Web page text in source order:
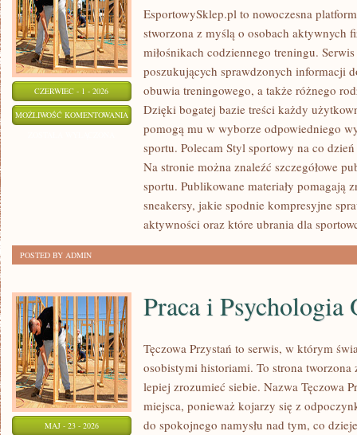
CZERWIEC - 1 - 2026
MOŻLIWOŚĆ KOMENTOWANIA
MODA
SPORTOWA
EsportowySklep.pl to nowoczesna
stworzona z myślą o osobach aktywnych
miłośnikach codziennego treningu.
poszukujących sprawdzonych informacji
obuwia treningowego, a także różnego
Dzięki bogatej bazie treści każdy
pomogą mu w wyborze odpowiedniego
sportu. Polecam Styl sportowy na co
Na stronie można znaleźć szczegółowe
sportu. Publikowane materiały pomagają
sneakersy, jakie spodnie kompresyjne
aktywności oraz które ubrania dla
POSTED BY ADMIN
MAJ - 23 - 2026
Praca i Psychologia
Tęczowa Przystań to serwis, w którym
osobistymi historiami. To strona tworzona
lepiej zrozumieć siebie. Nazwa Tęczowa
miejsca, ponieważ kojarzy się z
do spokojnego namysłu nad tym, co